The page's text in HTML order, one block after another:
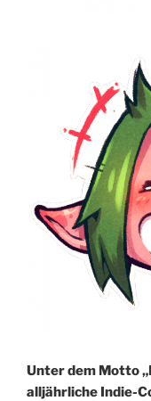
Unter dem Motto
alljährliche Indie-